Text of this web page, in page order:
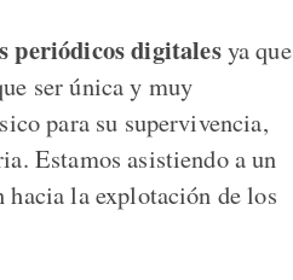
periódicos digitalesya que
ser única y muy
para su supervivencia,
Estamos asistiendo a un
hacia la explotación de los